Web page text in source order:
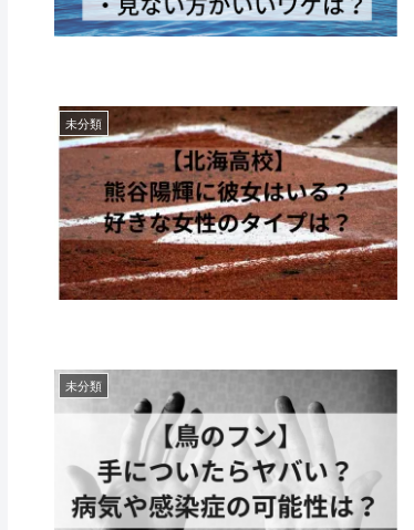
未分類
未分類